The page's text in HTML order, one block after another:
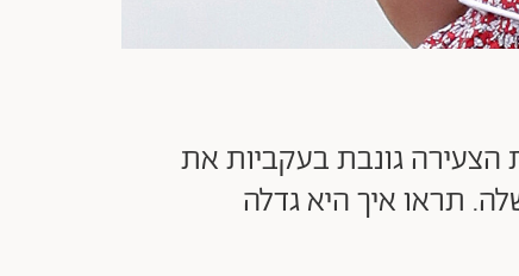
הצעירה גונבת בעקביות את
תראו איך היא גדלה